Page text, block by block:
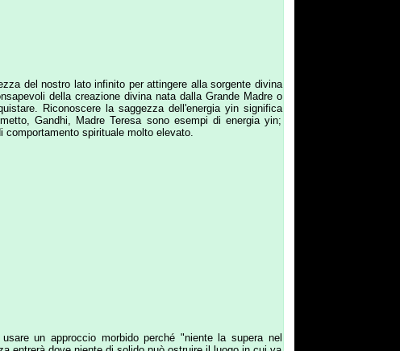
infinito per attingere alla sorgente divina
divina nata dalla Grande Madre o
la saggezza dell'energia yin significa
Teresa sono esempi di energia yin;
spirituale molto elevato.
morbido perché "niente la supera nel
di solido può ostruire il luogo in cui va
e non può essere distrutta, ritorna alla
femminile del Tao ci vuole far comprendere
accoglie tutti i corsi d'acqua che in esso
che si ritrova nelle arti marziali, in cui gli
della presenza del principio femminile
coscienza che ad originare il ciclo può
vantaggio di tutti.